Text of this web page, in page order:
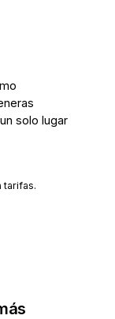
solo lugar
tarifas.